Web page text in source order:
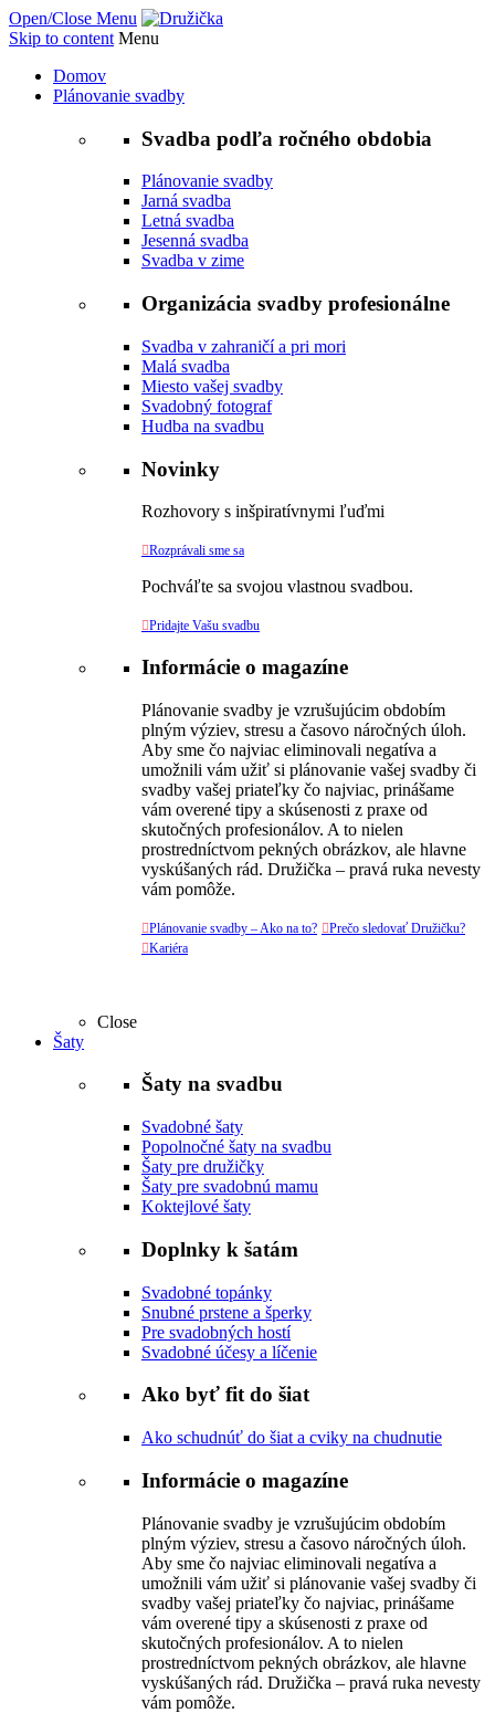
Open/Close Menu
Skip to content Menu
Domov
Plánovanie svadby
Svadba podľa ročného obdobia
Plánovanie svadby
Jarná svadba
Letná svadba
Jesenná svadba
Svadba v zime
Organizácia svadby profesionálne
Svadba v zahraničí a pri mori
Malá svadba
Miesto vašej svadby
Svadobný fotograf
Hudba na svadbu
Novinky
Rozhovory s inšpiratívnymi ľuďmi
Rozprávali sme sa
Pochváľte sa svojou vlastnou svadbou.
Pridajte Vašu svadbu
Informácie o magazíne
Plánovanie svadby je vzrušujúcim obdobím
plným výziev, stresu a časovo náročných úloh.
Aby sme čo najviac eliminovali negatíva a
umožnili vám užiť si plánovanie vašej svadby či
svadby vašej priateľky čo najviac, prinášame
vám overené tipy a skúsenosti z praxe od
skutočných profesionálov. A to nielen
prostredníctvom pekných obrázkov, ale hlavne
vyskúšaných rád. Družička – pravá ruka nevesty
vám pomôže.
Plánovanie svadby – Ako na to? Prečo sledovať Družičku?
Kariéra
Close
Šaty
Šaty na svadbu
Svadobné šaty
Popolnočné šaty na svadbu
Šaty pre družičky
Šaty pre svadobnú mamu
Koktejlové šaty
Doplnky k šatám
Svadobné topánky
Snubné prstene a šperky
Pre svadobných hostí
Svadobné účesy a líčenie
Ako byť fit do šiat
Ako schudnúť do šiat a cviky na chudnutie
Informácie o magazíne
Plánovanie svadby je vzrušujúcim obdobím
plným výziev, stresu a časovo náročných úloh.
Aby sme čo najviac eliminovali negatíva a
umožnili vám užiť si plánovanie vašej svadby či
svadby vašej priateľky čo najviac, prinášame
vám overené tipy a skúsenosti z praxe od
skutočných profesionálov. A to nielen
prostredníctvom pekných obrázkov, ale hlavne
vyskúšaných rád. Družička – pravá ruka nevesty
vám pomôže.